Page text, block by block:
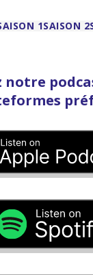
1SAISON 2
notre